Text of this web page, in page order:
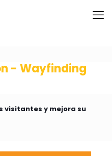
- Wayfinding
visitantes y mejora su